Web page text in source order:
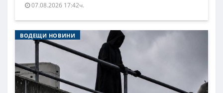
07.08.2026 17:42ч.
ВОДЕЩИ НОВИНИ